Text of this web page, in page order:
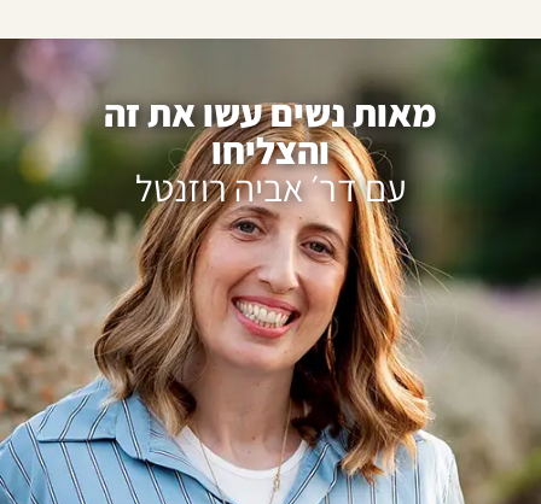
מאות נשים עשו את זה
והצליחו
עם דר׳ אביה רוזנטל